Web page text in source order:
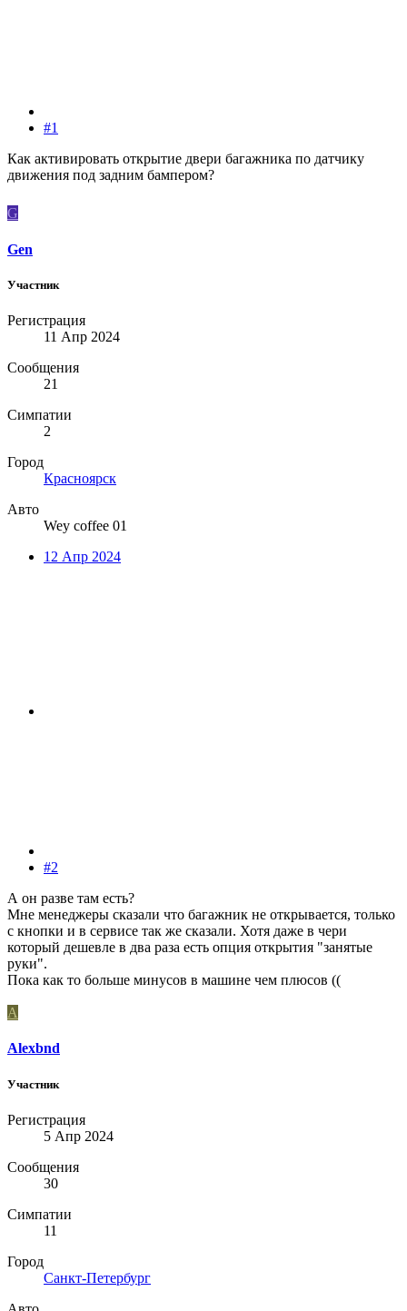
#1
Как активировать открытие двери багажника по датчику
движения под задним бампером?
G
Gen
Участник
Регистрация
11 Апр 2024
Сообщения
21
Симпатии
2
Город
Красноярск
Авто
Wey coffee 01
12 Апр 2024
#2
А он разве там есть?
Мне менеджеры сказали что багажник не открывается, только
с кнопки и в сервисе так же сказали. Хотя даже в чери
который дешевле в два раза есть опция открытия "занятые
руки".
Пока как то больше минусов в машине чем плюсов ((
A
Alexbnd
Участник
Регистрация
5 Апр 2024
Сообщения
30
Симпатии
11
Город
Санкт-Петербург